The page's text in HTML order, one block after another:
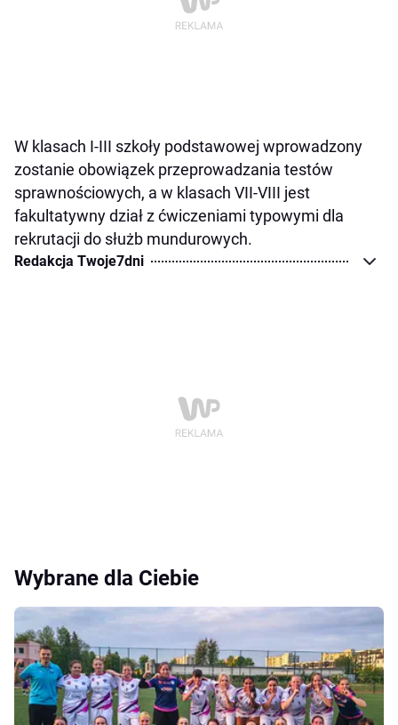
W klasach I-III szkoły podstawowej wprowadzony
zostanie obowiązek przeprowadzania testów
sprawnościowych, a w klasach VII-VIII jest
fakultatywny dział z ćwiczeniami typowymi dla
rekrutacji do służb mundurowych.
Redakcja Twoje7dni
Wybrane dla Ciebie